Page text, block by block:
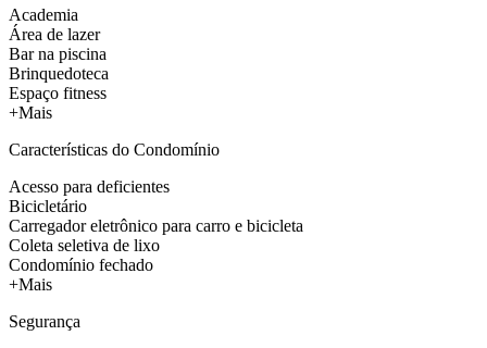
Academia
Área de lazer
Bar na piscina
Brinquedoteca
Espaço fitness
+Mais
Características do Condomínio
Acesso para deficientes
Bicicletário
Carregador eletrônico para carro e bicicleta
Coleta seletiva de lixo
Condomínio fechado
+Mais
Segurança